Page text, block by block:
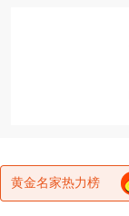
黄金名家热力榜